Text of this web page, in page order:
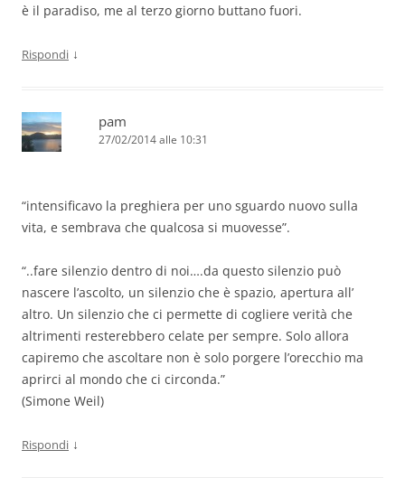
è il paradiso, me al terzo giorno buttano fuori.
Rispondi ↓
pam
27/02/2014 alle 10:31
“intensificavo la preghiera per uno sguardo nuovo sulla
vita, e sembrava che qualcosa si muovesse”.
“..fare silenzio dentro di noi….da questo silenzio può
nascere l’ascolto, un silenzio che è spazio, apertura all’
altro. Un silenzio che ci permette di cogliere verità che
altrimenti resterebbero celate per sempre. Solo allora
capiremo che ascoltare non è solo porgere l’orecchio ma
aprirci al mondo che ci circonda.”
(Simone Weil)
Rispondi ↓